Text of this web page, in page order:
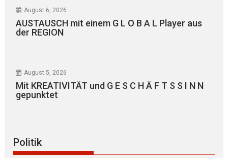
August 6, 2026
AUSTAUSCH mit einem G L O B A L Player aus
der REGION
August 5, 2026
Mit KREATIVITÄT und G E S C H Ä F T S S I N N
gepunktet
Politik